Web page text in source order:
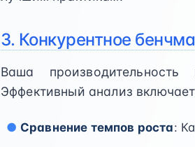
3. Конкурентное
Ваша
Эффективный анализ
Сравнение темпов роста: